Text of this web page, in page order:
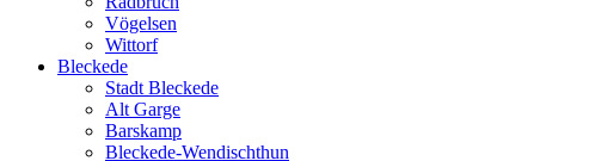
Vögelsen
Wittorf
Bleckede
Stadt Bleckede
Alt Garge
Barskamp
Bleckede-Wendischthun